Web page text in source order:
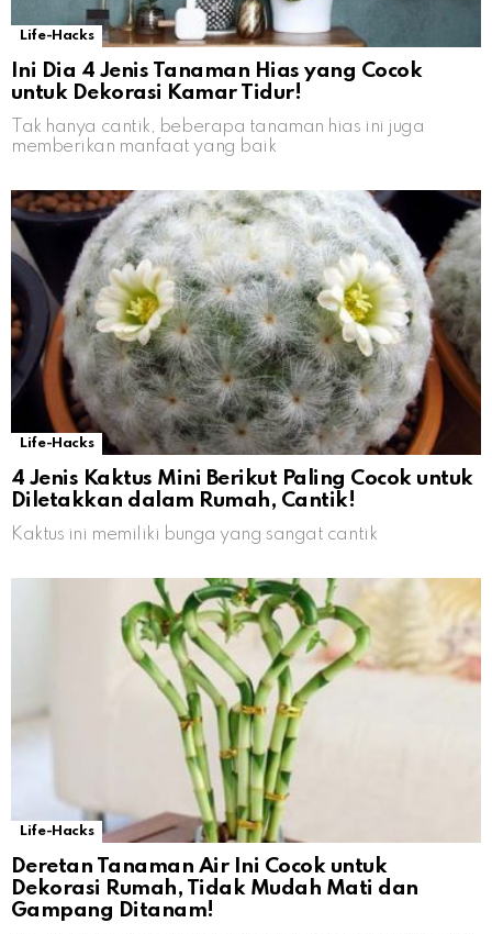
Life-Hacks
Ini Dia 4 Jenis Tanaman Hias yang Cocok
untuk Dekorasi Kamar Tidur!
Tak hanya cantik, beberapa tanaman hias ini juga
memberikan manfaat yang baik
Life-Hacks
4 Jenis Kaktus Mini Berikut Paling Cocok untuk
Diletakkan dalam Rumah, Cantik!
Kaktus ini memiliki bunga yang sangat cantik
Life-Hacks
Deretan Tanaman Air Ini Cocok untuk
Dekorasi Rumah, Tidak Mudah Mati dan
Gampang Ditanam!